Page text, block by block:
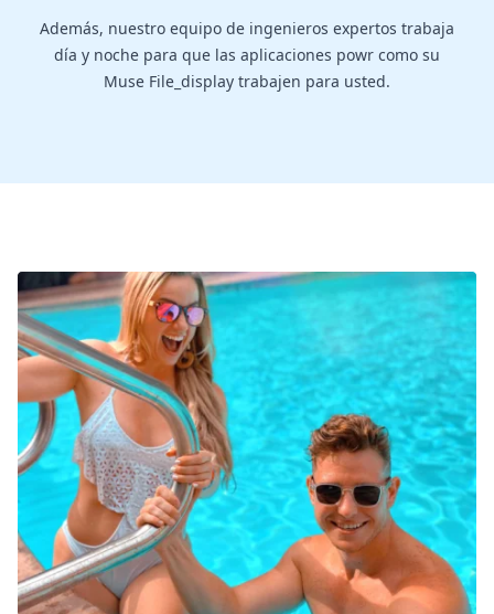
Además, nuestro equipo de ingenieros expertos trabaja
día y noche para que las aplicaciones powr como su
Muse File_display trabajen para usted.